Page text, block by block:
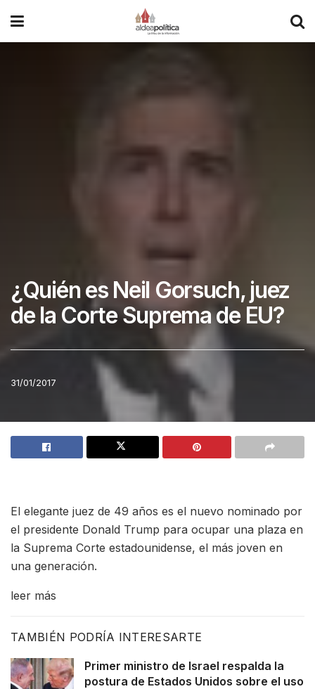
¿Quién es Neil Gorsuch, juez
de la Corte Suprema de EU?
31/01/2017
El elegante juez de 49 años es el nuevo nominado por
el presidente Donald Trump para ocupar una plaza en
la Suprema Corte estadounidense, el más joven en
una generación.
leer más
TAMBIÉN PODRÍA INTERESARTE
Primer ministro de Israel respalda la
postura de Estados Unidos sobre el uso